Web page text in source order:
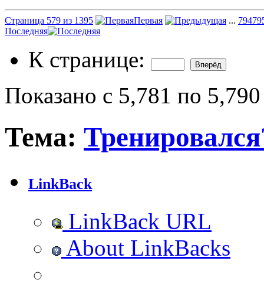
Страница 579 из 1395 Первая ... 79479
Последняя
К странице:
Показано с 5,781 по
Тема:
LinkBack
LinkBack URL
About LinkBacks